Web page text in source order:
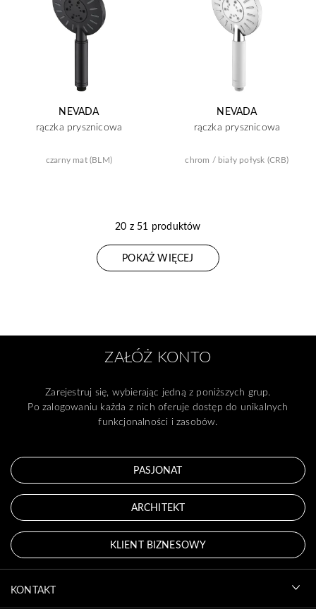
NEVADA
rączka prysznicowa
czarny mat (BLM)
NEVADA
rączka prysznicowa
chrom / biały połysk (CRB)
20 z 51 produktów
POKAŻ WIĘCEJ
ZAŁÓŻ KONTO
Zarejestruj się, wybierając jedną z poniższych grup.
Po zalogowaniu każda z nich oferuje dostęp do unikalnych
funkcjonalności i zasobów.
PASJONAT
ARCHITEKT
KLIENT BIZNESOWY
KONTAKT